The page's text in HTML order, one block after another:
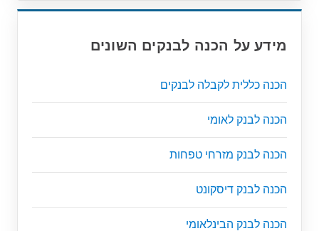
מידע על הכנה לבנקים השונים
הכנה כללית לקבלה לבנקים
הכנה לבנק לאומי
הכנה לבנק מזרחי טפחות
הכנה לבנק דיסקונט
הכנה לבנק הבינלאומי